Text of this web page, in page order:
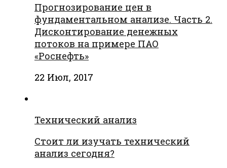
Прогнозирование цен в
фундаментальном анализе. Часть 2.
Дисконтирование денежных
потоков на примере ПАО
«Роснефть»
22 Июл, 2017
Технический анализ
Стоит ли изучать технический
анализ сегодня?